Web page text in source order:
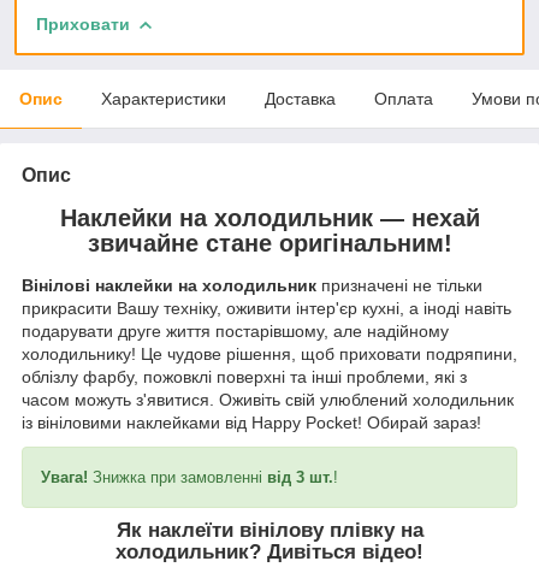
Приховати
Опис Характеристики Доставка Оплата Умови
Опис
Наклейки на холодильник — нехай
звичайне стане оригінальним!
Вінілові наклейки на холодильник призначені не тільки
прикрасити Вашу техніку, оживити інтер'єр кухні, а іноді навіть
подарувати друге життя постарівшому, але надійному
холодильнику! Це чудове рішення, щоб приховати подряпини,
облізлу фарбу, пожовклі поверхні та інші проблеми, які з
часом можуть з'явитися. Оживіть свій улюблений холодильник
із вініловими наклейками від Happy Pocket! Обирай зараз!
Увага! Знижка при замовленні від 3 шт.!
Як наклеїти вінілову плівку на
холодильник? Дивіться відео!